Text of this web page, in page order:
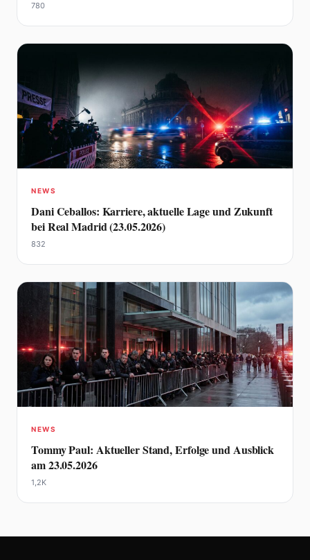
780
NEWS
Dani Ceballos: Karriere, aktuelle Lage und Zukunft
bei Real Madrid (23.05.2026)
832
NEWS
Tommy Paul: Aktueller Stand, Erfolge und Ausblick
am 23.05.2026
1,2K